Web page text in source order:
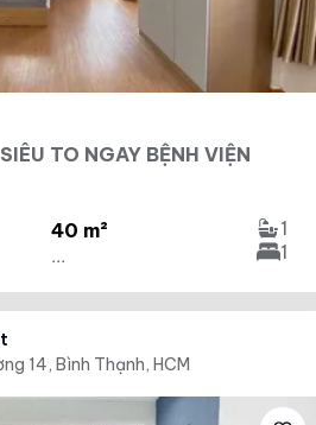
TO NGAY BỆNH VIỆN
40 m²
...
1
1
14, Bình Thạnh, HCM